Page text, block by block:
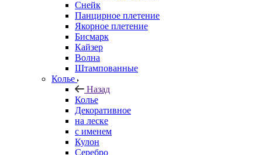
Снейк
Панцирное плетение
Якорное плетение
Бисмарк
Кайзер
Волна
Штампованные
Колье
Назад
Колье
Декоративное
на леске
с именем
Кулон
Серебро